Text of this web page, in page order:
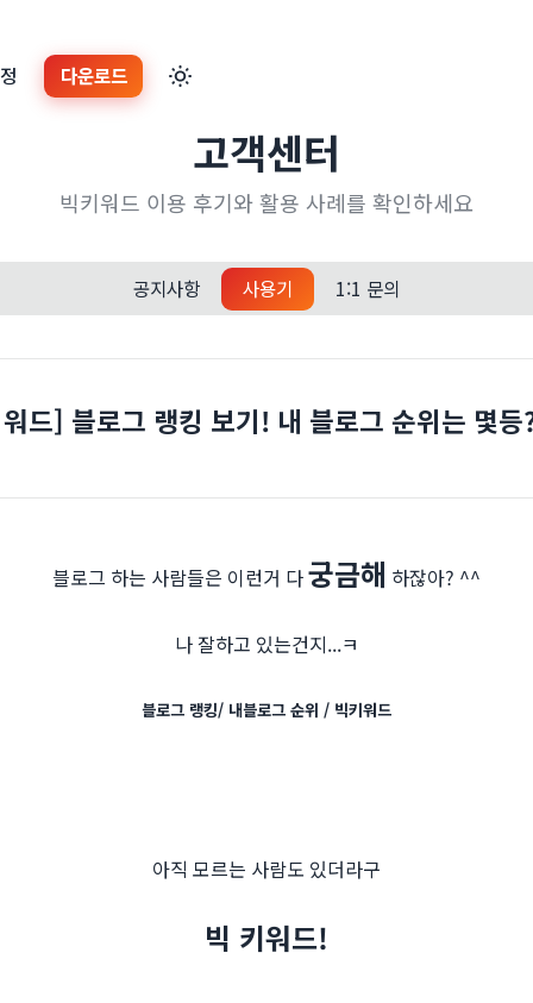
다운로드
고객센터
빅키워드 이용 후기와 활용 사례를 확인하세요
공지사항 사용기 1:1 문의
드] 블로그 랭킹 보기! 내 블로그 순위는 몇등
블로그 하는 사람들은 이런거 다궁금해 하잖아? ^^
나 잘하고 있는건지...ㅋ
블로그 랭킹/ 내블로그 순위 / 빅키워드
아직 모르는 사람도 있더라구
빅 키워드!